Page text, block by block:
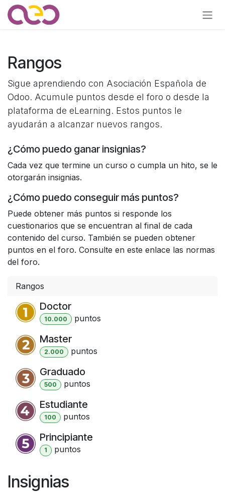
Ir al contenido
Rangos
Sigue aprendiendo con Asociación Española de
Odoo. Acumule puntos desde el foro o desde la
plataforma de eLearning. Estos puntos le
ayudarán a alcanzar nuevos rangos.
¿Cómo puedo ganar insignias?
Cada vez que termine un curso o cumpla un hito, se le
otorgarán insignias.
¿Cómo puedo conseguir más puntos?
Puede obtener más puntos si responde los
cuestionarios que se encuentran al final de cada
contenido del curso. También se pueden obtener
puntos en el foro. Consulte en este enlace las normas
del foro.
Rangos
Doctor
10.000 puntos
Master
2.000 puntos
Graduado
500 puntos
Estudiante
100 puntos
Principiante
1 puntos
Insignias